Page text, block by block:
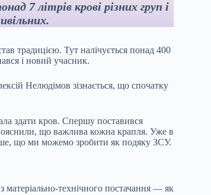
7 літрів крові різних груп і
традицією. Тут налічується понад 400
і новий учасник.
Нелюдімов зізнається, що спочатку
здати кров. Спершу поставився
що важлива кожна крапля. Уже в
що ми можемо зробити як подяку ЗСУ.
матеріально-технічного постачання — як